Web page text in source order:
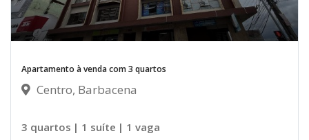
Apartamento à venda com 3 quartos
Centro, Barbacena
3 quartos | 1 suíte | 1 vaga